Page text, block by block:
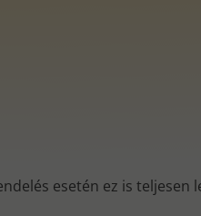
esetén ez is teljesen